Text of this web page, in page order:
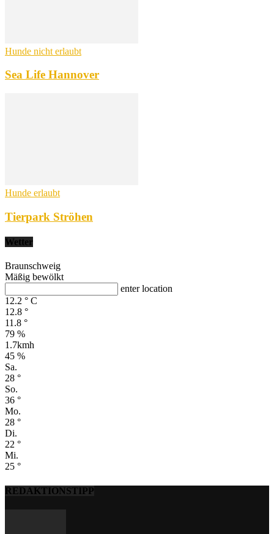
Hunde nicht erlaubt
Sea Life Hannover
Hunde erlaubt
Tierpark Ströhen
Wetter
Braunschweig
Mäßig bewölkt
enter location
12.2 ° C
12.8 °
11.8 °
79 %
1.7kmh
45 %
Sa.
28 °
So.
36 °
Mo.
28 °
Di.
22 °
Mi.
25 °
REDAKTIONSTIPP